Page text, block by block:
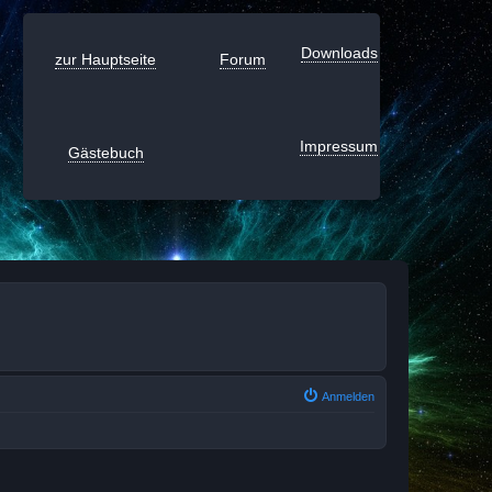
zur Hauptseite Forum Downloads
Gästebuch Impressum
Anmelden